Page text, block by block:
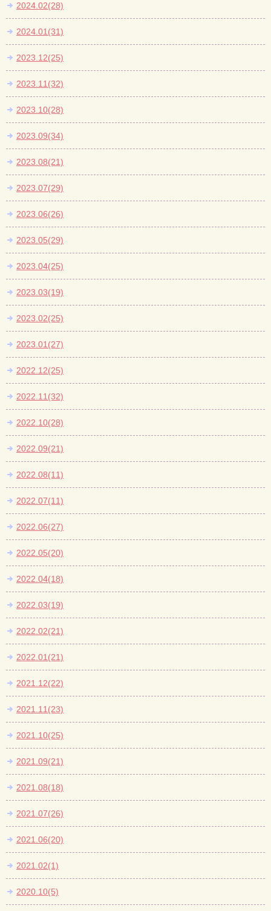
2024.02(28)
2024.01(31)
2023.12(25)
2023.11(32)
2023.10(28)
2023.09(34)
2023.08(21)
2023.07(29)
2023.06(26)
2023.05(29)
2023.04(25)
2023.03(19)
2023.02(25)
2023.01(27)
2022.12(25)
2022.11(32)
2022.10(28)
2022.09(21)
2022.08(11)
2022.07(11)
2022.06(27)
2022.05(20)
2022.04(18)
2022.03(19)
2022.02(21)
2022.01(21)
2021.12(22)
2021.11(23)
2021.10(25)
2021.09(21)
2021.08(18)
2021.07(26)
2021.06(20)
2021.02(1)
2020.10(5)